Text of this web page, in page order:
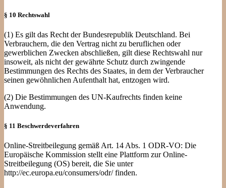
§ 10 Rechtswahl
(1) Es gilt das Recht der Bundesrepublik Deutschland. Bei
Verbrauchern, die den Vertrag nicht zu beruflichen oder
gewerblichen Zwecken abschließen, gilt diese Rechtswahl nur
insoweit, als nicht der gewährte Schutz durch zwingende
Bestimmungen des Rechts des Staates, in dem der Verbraucher
seinen gewöhnlichen Aufenthalt hat, entzogen wird.
(2) Die Bestimmungen des UN-Kaufrechts finden keine
Anwendung.
§ 11 Beschwerdeverfahren
Online-Streitbeilegung gemäß Art. 14 Abs. 1 ODR-VO: Die
Europäische Kommission stellt eine Plattform zur Online-
Streitbeilegung (OS) bereit, die Sie unter
http://ec.europa.eu/consumers/odr/ finden.